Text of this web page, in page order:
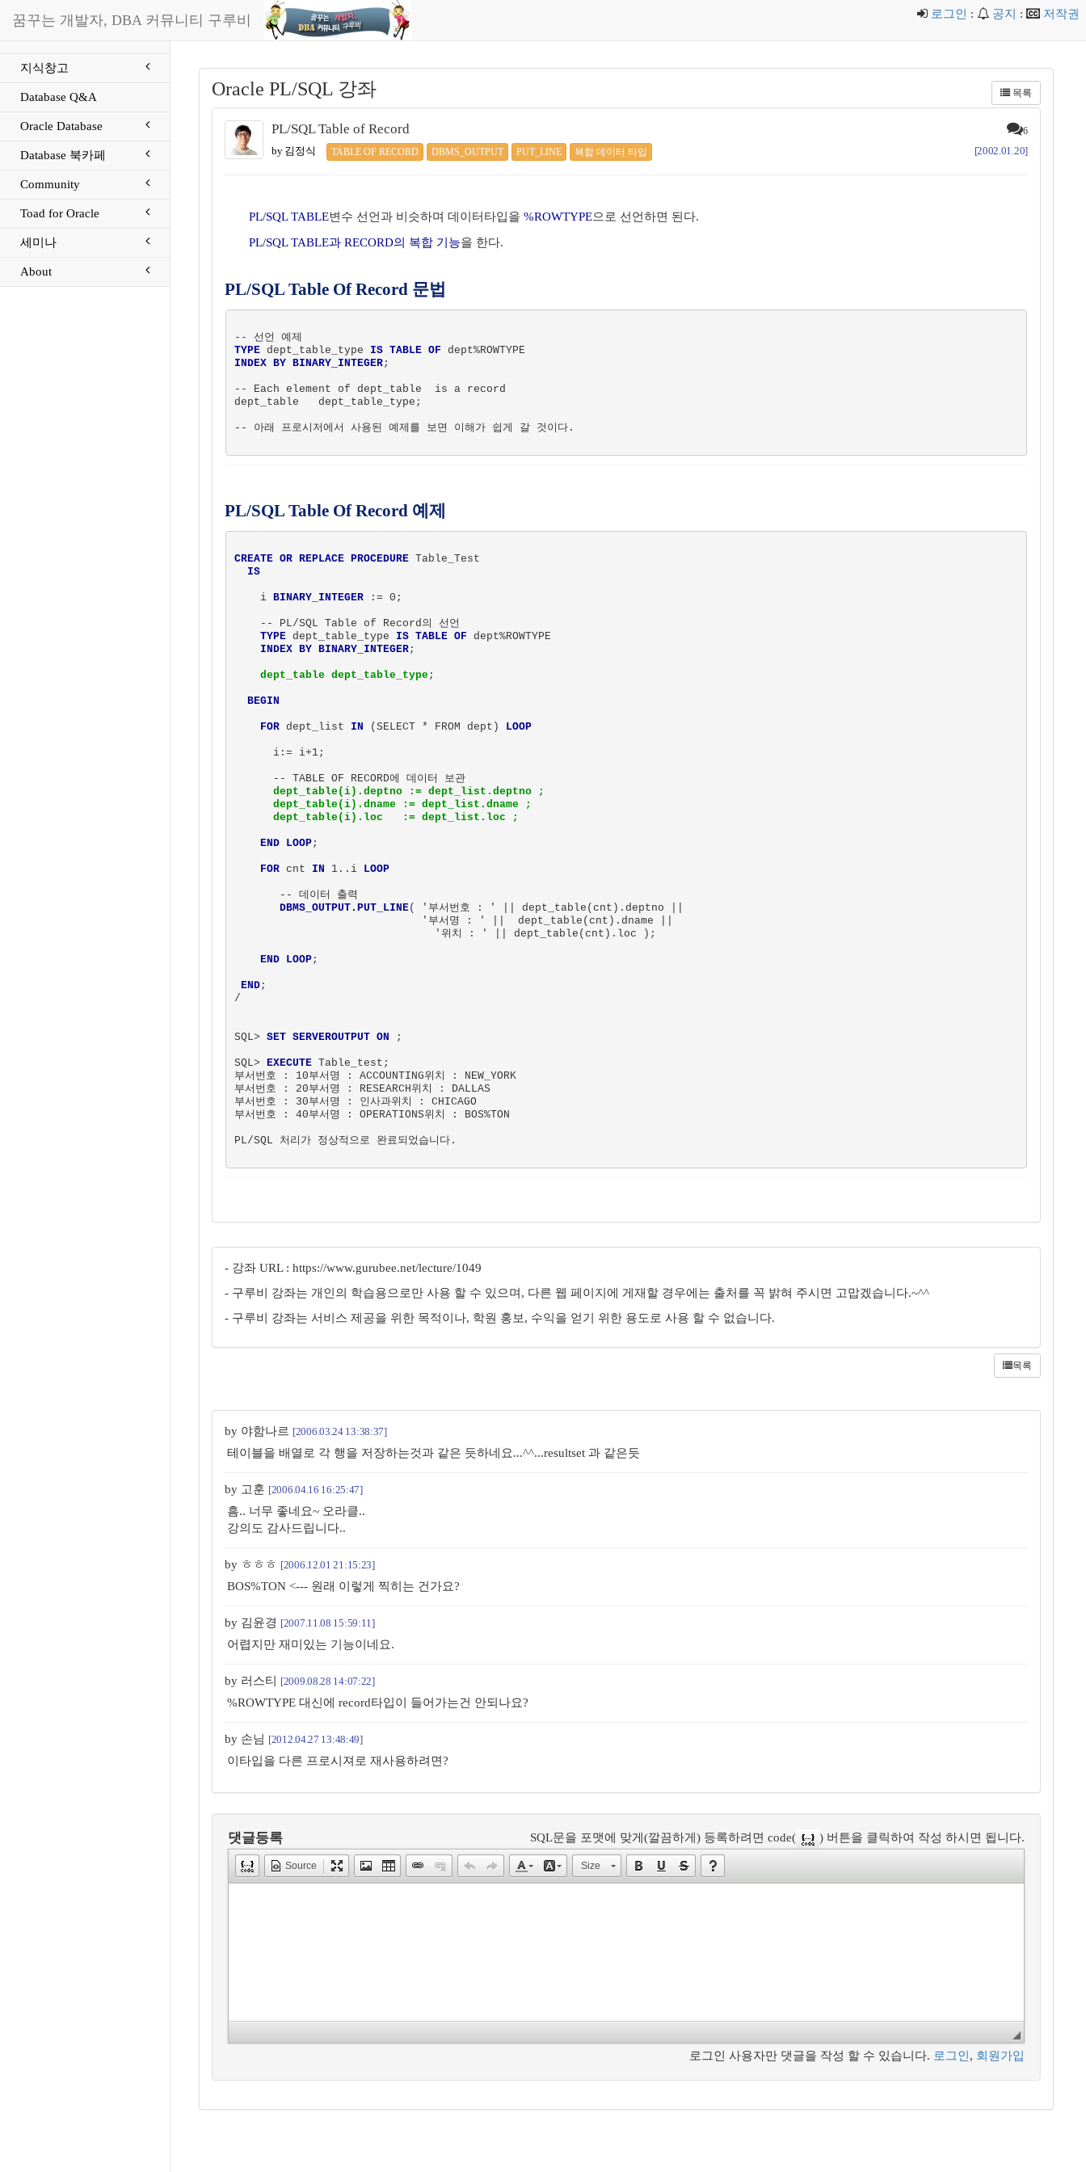
꿈꾸는 개발자, DBA 커뮤니티 구루비 로그인 : 공지 : 저작권
지식창고
Database Q&A
Oracle Database
Database 북카페
Community
Toad for Oracle
세미나
About
Oracle PL/SQL 강좌 목록
PL/SQL Table of Record 6
by 김정식 TABLE OF RECORD DBMS_OUTPUT PUT_LINE 복합 데이터 타입 [2002.01.20]
PL/SQL TABLE변수 선언과 비슷하며 데이터타입을 %ROWTYPE으로 선언하면 된다.
PL/SQL TABLE과 RECORD의 복합 기능을 한다.
PL/SQL Table Of Record 문법
TYPE dept_table_type IS TABLE OF
dept%ROWTYPE
INDEX BY BINARY_INTEGER;
-- Each element of dept_table  is a record
dept_table   dept_table_type;
-- 아래 프로시저에서 사용된 예제를 보면 이해가 쉽게 갈 것이다.
PL/SQL Table Of Record 예제
CREATE OR REPLACE PROCEDURE Table_Test
IS
    i
BINARY_INTEGER := 0;
    -- PL/SQL Table of Record의 선언
TYPE dept_table_type IS TABLE OF dept%ROWTYPE
INDEX BY BINARY_INTEGER;
dept_table dept_table_type;
BEGIN
FOR dept_list IN (SELECT * FROM dept) LOOP
      i:= i+1;
      -- TABLE OF RECORD에 데이터 보관
dept_table(i).deptno := dept_list.deptno ;
      dept_table(i).dname := dept_list.dname ;
      dept_table(i).loc   := dept_list.loc ;
END LOOP;
FOR cnt IN 1..i LOOP
       -- 데이터 출력
DBMS_OUTPUT.PUT_LINE( '부서번호 : ' || dept_table(cnt).deptno ||
                             '부서명 : ' ||  dept_table(cnt).dname ||
                               '위치 : ' || dept_table(cnt).loc );
END LOOP;
END;
/
SQL> SET SERVEROUTPUT ON ;
SQL> EXECUTE Table_test;
부서번호 : 10부서명 : ACCOUNTING위치 : NEW_YORK
부서번호 : 20부서명 : RESEARCH위치 : DALLAS
부서번호 : 30부서명 : 인사과위치 : CHICAGO
부서번호 : 40부서명 : OPERATIONS위치 : BOS%TON
PL/SQL 처리가 정상적으로 완료되었습니다.
- 강좌 URL : https://www.gurubee.net/lecture/1049
- 구루비 강좌는 개인의 학습용으로만 사용 할 수 있으며, 다른 웹 페이지에 게재할 경우에는 출처를 꼭 밝혀 주시면 고맙겠습니다.~^^
- 구루비 강좌는 서비스 제공을 위한 목적이나, 학원 홍보, 수익을 얻기 위한 용도로 사용 할 수 없습니다.
목록
by 야함나르 [2006.03.24 13:38:37]
테이블을 배열로 각 행을 저장하는것과 같은 듯하네요...^^...resultset 과 같은듯
by 고훈 [2006.04.16 16:25:47]
흠.. 너무 좋네요~ 오라클..
강의도 감사드립니다..
by ㅎㅎㅎ [2006.12.01 21:15:23]
BOS%TON <--- 원래 이렇게 찍히는 건가요?
by 김윤경 [2007.11.08 15:59:11]
어렵지만 재미있는 기능이네요.
by 러스티 [2009.08.28 14:07:22]
%ROWTYPE 대신에 record타입이 들어가는건 안되나요?
by 손님 [2012.04.27 13:48:49]
이타입을 다른 프로시져로 재사용하려면?
댓글등록 SQL문을 포맷에 맞게(깔끔하게) 등록하려면 code( ) 버튼을 클릭하여 작성 하시면 됩니다.
Source Size
로그인 사용자만 댓글을 작성 할 수 있습니다. 로그인 , 회원가입